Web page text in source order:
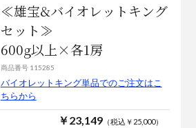
≪雄宝&バイオレットキング
セット≫
600g以上×各1房
商品番号 115285
バイオレットキング単品でのご注文はこ
ちらから
￥23,149（税込￥25,000）